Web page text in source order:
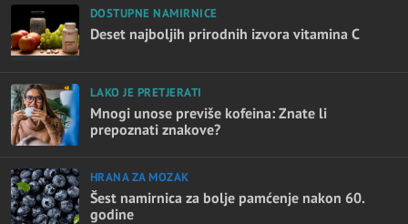
DOSTUPNE NAMIRNICE
Deset najboljih prirodnih izvora vitamina C
LAKO JE PRETJERATI
Mnogi unose previše kofeina: Znate li
prepoznati znakove?
HRANA ZA MOZAK
Šest namirnica za bolje pamćenje nakon 60.
godine